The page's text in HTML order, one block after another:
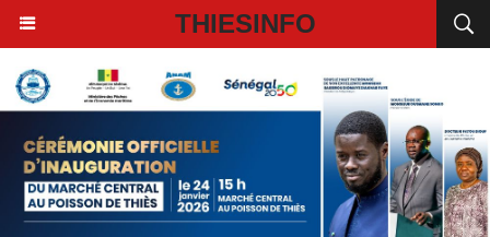
THIESINFO